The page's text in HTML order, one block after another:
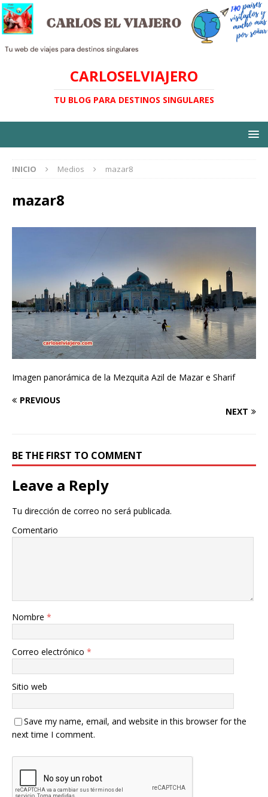
CARLOSELVIAJERO
TU BLOG PARA DESTINOS SINGULARES
INICIO Medios mazar8
mazar8
Imagen panorámica de la Mezquita Azil de Mazar e Sharif
PREVIOUS
NEXT
BE THE FIRST TO COMMENT
Leave a Reply
Tu dirección de correo no será publicada.
Comentario
Nombre *
Correo electrónico *
Sitio web
Save my name, email, and website in this browser for the
next time I comment.